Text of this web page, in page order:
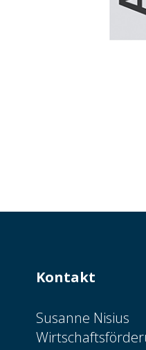
Kontakt
Susanne Nisius